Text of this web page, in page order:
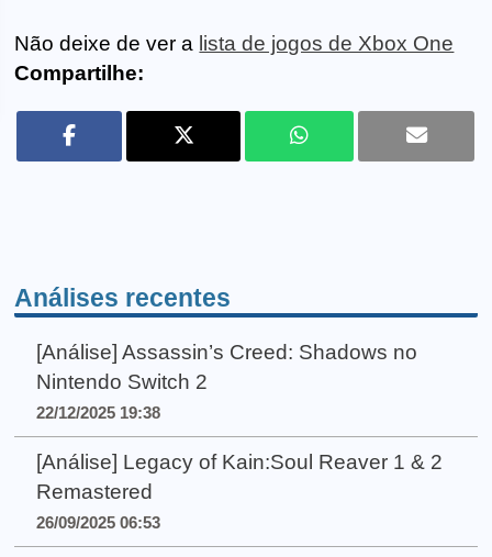
Não deixe de ver a lista de jogos de Xbox One
Compartilhe:
Análises recentes
[Análise] Assassin’s Creed: Shadows no
Nintendo Switch 2
22/12/2025 19:38
[Análise] Legacy of Kain:Soul Reaver 1 & 2
Remastered
26/09/2025 06:53